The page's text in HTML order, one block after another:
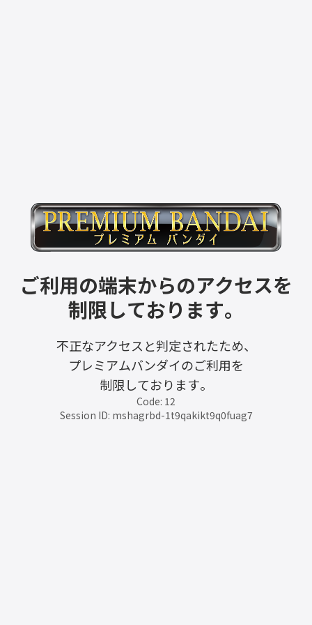
ご利用の端末からのアクセスを
制限しております。
不正なアクセスと判定されたため、
プレミアムバンダイのご利用を
制限しております。
Code: 12
Session ID: mshagrbd-1t9qakikt9q0fuag7